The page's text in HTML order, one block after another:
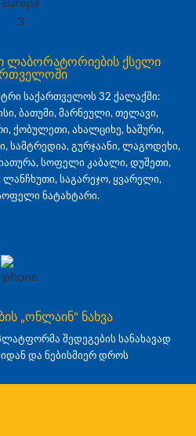
ლაბორატორიების ქსელი
საქართველოს 32 ქალაქში:
ბათუმი, მარნეული, თელავი,
ქობულეთი, ახალციხე, ხაშური,
სამტრედია, გურჯაანი, ლაგოდეხი,
სოფელი კაბალი, დუშეთი,
ლანჩხუთი, საგარეჯო, ყვარელი,
ნატახტარი.
„ონლაინ" ნახვა
შედეგების სანახავად
და ნებისმიერ დროს